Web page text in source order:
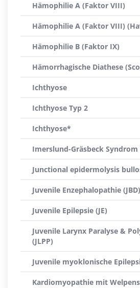
Hämophilie A (Faktor VIII)
Hämophilie A (Faktor VIII)
Hämophilie B (Faktor IX)
Hämorrhagische Diathese
Ichthyose
Ichthyose Typ 2
Ichthyose*
Imerslund-Gräsbeck Syndrom
Junctional epidermolysis
Juvenile Enzephalopathie (JBD)
Juvenile Epilepsie (JE)
Juvenile Larynx Paralyse &
(JLPP)
Juvenile myoklonische
Kardiomyopathie mit